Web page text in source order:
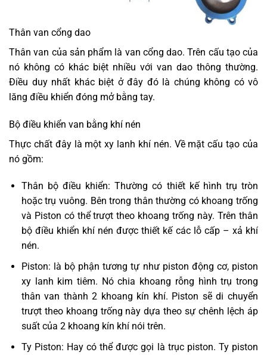
Thân van cổng dao
Thân van của sản phẩm là van cổng dao. Trên cấu tạo của
nó không có khác biệt nhiều với van dao thông thường.
Điều duy nhất khác biệt ở đây đó là chúng không có vô
lăng điều khiển đóng mở bằng tay.
Bộ điều khiển van bằng khí nén
Thực chất đây là một xy lanh khí nén. Về mặt cấu tạo của
nó gồm:
Thân bộ điều khiển: Thường có thiết kế hình trụ tròn
hoặc trụ vuông. Bên trong thân thường có khoang trống
và Piston có thể trượt theo khoang trống này. Trên thân
bộ điều khiển khí nén được thiết kế các lỗ cấp – xả khí
nén.
Piston: là bộ phận tương tự như piston động cơ, piston
xy lanh kim tiêm. Nó chia khoang rỗng hình trụ trong
thân van thành 2 khoang kín khí. Piston sẽ di chuyển
trượt theo khoang trống này dựa theo sự chênh lệch áp
suất của 2 khoang kín khí nói trên.
Ty Piston: Hay có thể được gọi là trục piston. Ty piston